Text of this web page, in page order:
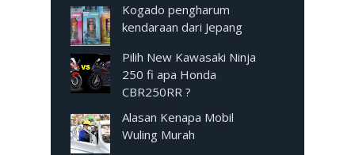
Kogado pengharum
kendaraan dari Jepang
Pilih New Kawasaki Ninja
250 fi apa Honda
CBR250RR ?
Alasan Kenapa Mobil
Wuling Murah